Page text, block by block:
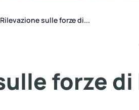
Rilevazione sulle forze di...
forze